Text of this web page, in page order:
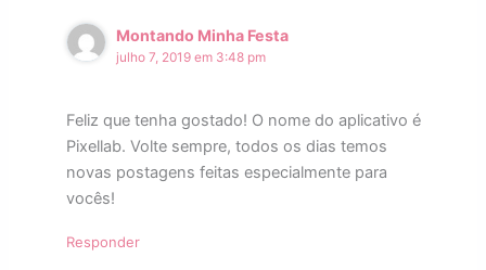
Montando Minha Festa
julho 7, 2019 em 3:48 pm
Feliz que tenha gostado! O nome do aplicativo é
Pixellab. Volte sempre, todos os dias temos
novas postagens feitas especialmente para
vocês!
Responder